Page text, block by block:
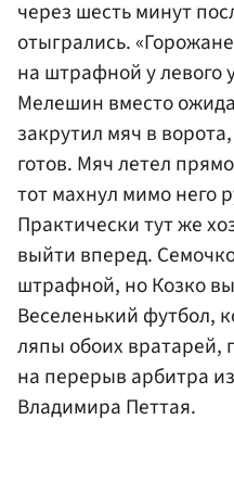
через шесть минут
отыгрались.
на штрафной у левого
Мелешин вместо
закрутил мяч в
готов. Мяч летел
тот махнул мимо него
Практически тут же
выйти вперед.
штрафной, но Козко
Веселенький футбол,
ляпы обоих вратарей,
на перерыв арбитра
Владимира Петтая.